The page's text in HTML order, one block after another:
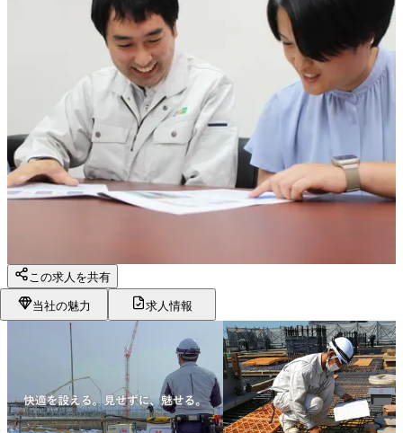
この求人を共有
当社の魅力 求人情報